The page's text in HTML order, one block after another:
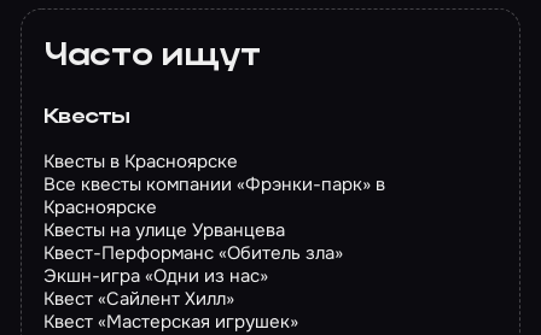
Часто ищут
Квесты
Квесты в Красноярске
Все квесты компании «Фрэнки-парк» в
Красноярске
Квесты на улице Урванцева
Квест-Перформанс «Обитель зла»
Экшн-игра «Одни из нас»
Квест «Сайлент Хилл»
Квест «Мастерская игрушек»